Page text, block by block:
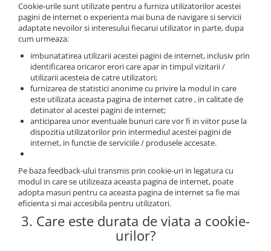
Cookie-urile sunt utilizate pentru a furniza utilizatorilor acestei
pagini de internet o experienta mai buna de navigare si servicii
adaptate nevoilor si interesului fiecarui utilizator in parte, dupa
cum urmeaza:
imbunatatirea utilizarii acestei pagini de internet, inclusiv prin
identificarea oricaror erori care apar in timpul vizitarii /
utilizarii acesteia de catre utilizatori;
furnizarea de statistici anonime cu privire la modul in care
este utilizata aceasta pagina de internet catre , in calitate de
detinator al acestei pagini de internet;
anticiparea unor eventuale bunuri care vor fi in viitor puse la
dispozitia utilizatorilor prin intermediul acestei pagini de
internet, in functie de serviciile / produsele accesate.
Pe baza feedback-ului transmis prin cookie-uri in legatura cu
modul in care se utilizeaza aceasta pagina de internet, poate
adopta masuri pentru ca aceasta pagina de internet sa fie mai
eficienta si mai accesibila pentru utilizatori.
3. Care este durata de viata a cookie-
urilor?